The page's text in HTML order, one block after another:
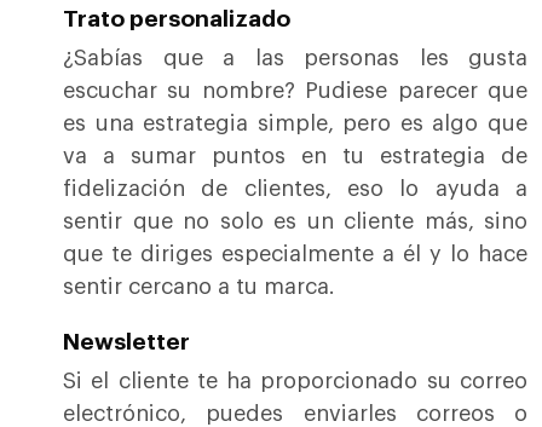
Trato personalizado
¿Sabías que a las personas les gusta
escuchar su nombre? Pudiese parecer que
es una estrategia simple, pero es algo que
va a sumar puntos en tu estrategia de
fidelización de clientes, eso lo ayuda a
sentir que no solo es un cliente más, sino
que te diriges especialmente a él y lo hace
sentir cercano a tu marca.
Newsletter
Si el cliente te ha proporcionado su correo
electrónico, puedes enviarles correos o